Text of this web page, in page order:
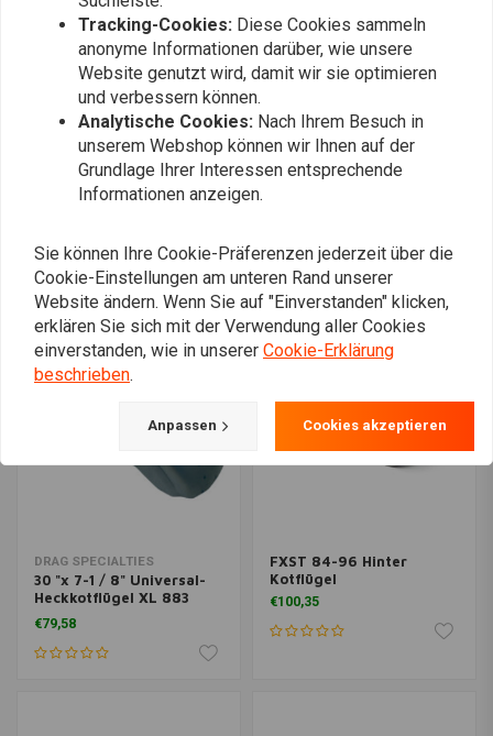
DRAG SPECIALTIES
Ersatz Kotflügel Heck
€126,54 €330,24
DRAG SPECIALTIES
30 "x 7-1 / 8" Universal-
Heckkotflügel XL 883
1200
€79,58
FXST 84-96 Hinter
Kotflügel
€100,35
Tracking-Cookies: Diese Cookies sammeln
anonyme Informationen darüber, wie unsere
Website genutzt wird, damit wir sie optimieren
und verbessern können.
Analytische Cookies: Nach Ihrem Besuch in
unserem Webshop können wir Ihnen auf der
Grundlage Ihrer Interessen entsprechende
Informationen anzeigen.
Sie können Ihre Cookie-Präferenzen jederzeit über die
Cookie-Einstellungen am unteren Rand unserer
Website ändern. Wenn Sie auf "Einverstanden" klicken,
erklären Sie sich mit der Verwendung aller Cookies
einverstanden, wie in unserer Cookie-Erklärung
beschrieben.
Anpassen Cookies akzeptieren